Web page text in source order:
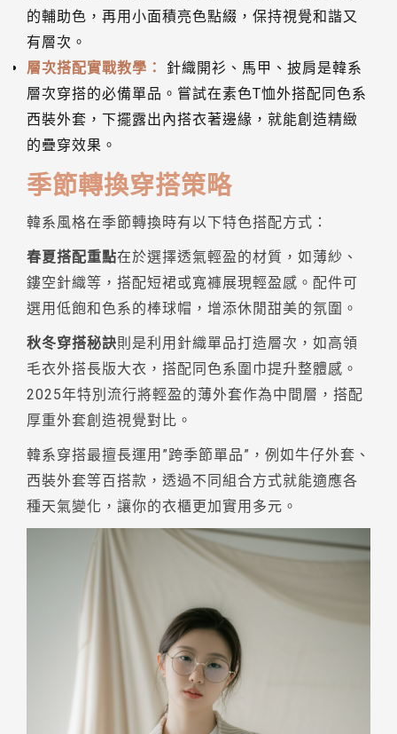
的輔助色，再用小面積亮色點綴，保持視覺和諧又
有層次。
層次搭配實戰教學：
針織開衫、馬甲、披肩是韓系
層次穿搭的必備單品。嘗試在素色T恤外搭配同色系
西裝外套，下擺露出內搭衣著邊緣，就能創造精緻
的疊穿效果。
季節轉換穿搭策略
韓系風格在季節轉換時有以下特色搭配方式：
春夏搭配重點在於選擇透氣輕盈的材質，如薄紗、
鏤空針織等，搭配短裙或寬褲展現輕盈感。配件可
選用低飽和色系的棒球帽，增添休閒甜美的氛圍。
秋冬穿搭秘訣則是利用針織單品打造層次，如高領
毛衣外搭長版大衣，搭配同色系圍巾提升整體感。
2025年特別流行將輕盈的薄外套作為中間層，搭配
厚重外套創造視覺對比。
韓系穿搭最擅長運用”跨季節單品”，例如牛仔外套、
西裝外套等百搭款，透過不同組合方式就能適應各
種天氣變化，讓你的衣櫃更加實用多元。